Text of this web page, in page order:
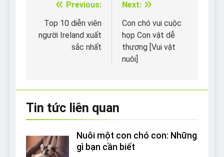
Điều
hướng
bài
Previous:
Top 10 diễn viên
người Ireland xuất
sắc nhất
Next:
Con chó vui cuộc
họp Con vật dễ
thương [Vui vật
nuôi]
Tin tức liên quan
Nuôi một con chó con: Những
gì bạn cần biết